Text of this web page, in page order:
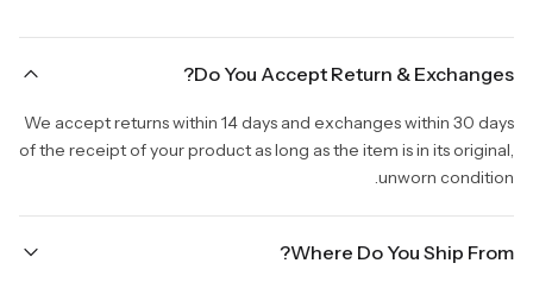
Do You Accept Return & Exchanges?
We accept returns within 14 days and exchanges within 30 days
of the receipt of your product as long as the item is in its original,
unworn condition.
Where Do You Ship From?